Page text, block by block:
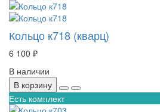
Кольцо к718 (кварц)
6 100 ₽
В наличии
В корзину
Есть комплект